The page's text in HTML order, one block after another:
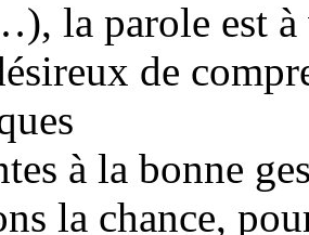
la parole est à
de
à la bonne
la chance,